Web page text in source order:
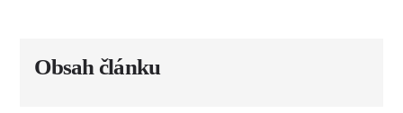
Obsah článku